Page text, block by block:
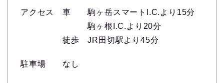
アクセス 車 駒ヶ岳スマートI.C.より15分
駒ヶ根I.C.より20分
徒歩 JR田切駅より45分
駐車場 なし